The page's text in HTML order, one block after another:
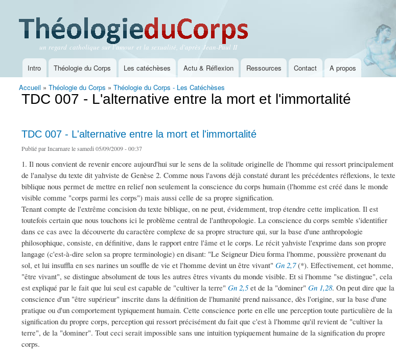
Théologie du Corps
un regard catholique sur l'amour et la sexualité, d'après Jean-Paul II
Menu principal
Intro Théologie du Corps Les catéchèses Actu & Réflexion Ressources Contact A propos
Vous êtes ici
Accueil » Théologie du Corps » Théologie du Corps - Les Catéchèses
TDC 007 - L'alternative entre la mort et l'immortalité
TDC 007 - L'alternative entre la mort et l'immortalité
Publié parIncarnarele samedi 05/09/2009 - 00:37
1. Il nous convient de revenir encore aujourd'hui sur le sens de la solitude originelle de l'homme qui ressort principalement
de l'analyse du texte dit yahviste de Genèse 2. Comme nous l'avons déjà constaté durant les précédentes réflexions, le texte
biblique nous permet de mettre en relief non seulement la conscience du corps humain (l'homme est créé dans le monde
visible comme "corps parmi les corps") mais aussi celle de sa propre signification.
Tenant compte de l'extrême concision du texte biblique, on ne peut, évidemment, trop étendre cette implication. Il est
toutefois certain que nous touchons ici le problème central de l'anthropologie. La conscience du corps semble s'identifier
dans ce cas avec la découverte du caractère complexe de sa propre structure qui, sur la base d'une anthropologie
philosophique, consiste, en définitive, dans le rapport entre l'âme et le corps. Le récit yahviste l'exprime dans son propre
langage (c'est-à-dire selon sa propre terminologie) en disant: "Le Seigneur Dieu forma l'homme, poussière provenant du
sol, et lui insuffla en ses narines un souffle de vie et l'homme devint un être vivant" Gn 2,7(*). Effectivement, cet homme,
"être vivant", se distingue absolument de tous les autres êtres vivants du monde visible. Et si l'homme "se distingue", cela
est expliqué par le fait que lui seul est capable de "cultiver la terre" Gn 2,5et de la "dominer" Gn 1,28. On peut dire que la
conscience d'un "être supérieur" inscrite dans la définition de l'humanité prend naissance, dès l'origine, sur la base d'une
pratique ou d'un comportement typiquement humain. Cette conscience porte en elle une perception toute particulière de la
signification du propre corps, perception qui ressort précisément du fait que c'est à l'homme qu'il revient de "cultiver la
terre", de la "dominer". Tout ceci serait impossible sans une intuition typiquement humaine de la signification du propre
corps.